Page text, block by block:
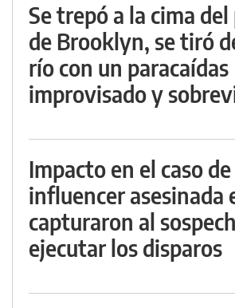
Se trepó a la cima
de Brooklyn, se tiró
río con un paracaídas
improvisado y
Impacto en el caso
influencer asesinada
capturaron al
ejecutar los disparos